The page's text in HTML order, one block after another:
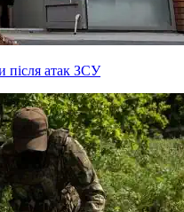
після атак ЗСУ